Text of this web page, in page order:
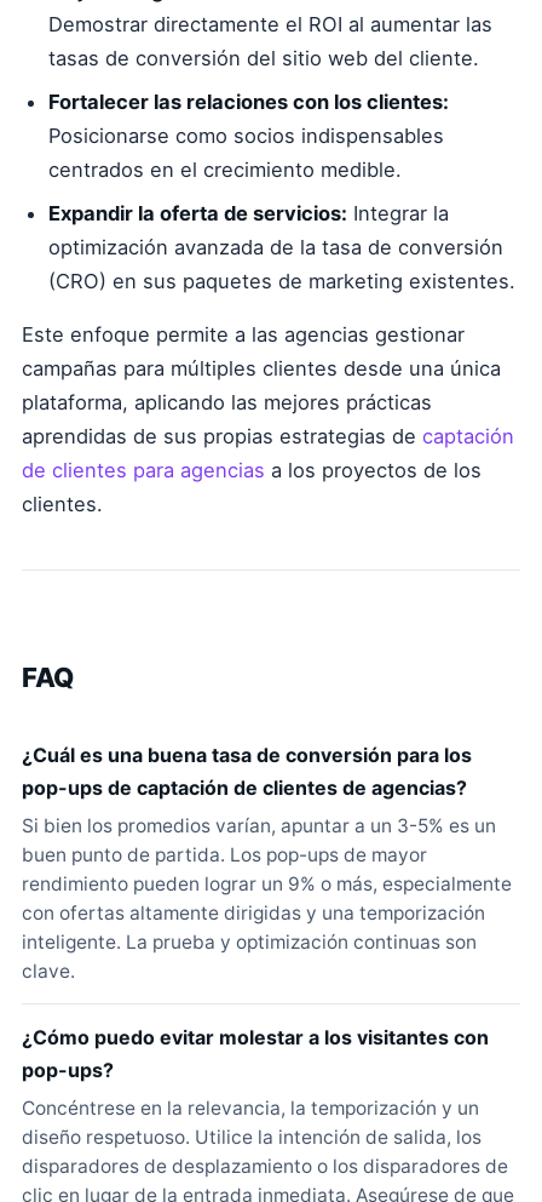
Demostrar directamente el ROI al aumentar las
tasas de conversión del sitio web del cliente.
Fortalecer las relaciones con los clientes:
Posicionarse como socios indispensables
centrados en el crecimiento medible.
Expandir la oferta de servicios: Integrar la
optimización avanzada de la tasa de conversión
(CRO) en sus paquetes de marketing existentes.
Este enfoque permite a las agencias gestionar
campañas para múltiples clientes desde una única
plataforma, aplicando las mejores prácticas
aprendidas de sus propias estrategias de captación
de clientes para agencias a los proyectos de los
clientes.
FAQ
¿Cuál es una buena tasa de conversión para los
pop-ups de captación de clientes de agencias?
Si bien los promedios varían, apuntar a un 3-5% es un
buen punto de partida. Los pop-ups de mayor
rendimiento pueden lograr un 9% o más, especialmente
con ofertas altamente dirigidas y una temporización
inteligente. La prueba y optimización continuas son
clave.
¿Cómo puedo evitar molestar a los visitantes con
pop-ups?
Concéntrese en la relevancia, la temporización y un
diseño respetuoso. Utilice la intención de salida, los
disparadores de desplazamiento o los disparadores de
clic en lugar de la entrada inmediata. Asegúrese de que